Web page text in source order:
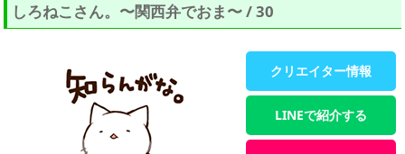
しろねこさん。〜関西弁でおま〜 / 30
クリエイター情報
LINEで紹介する